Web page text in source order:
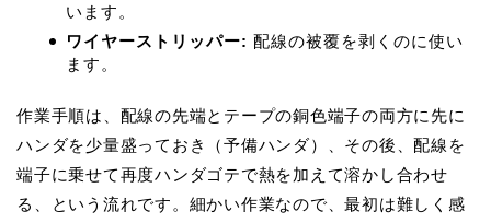
います。
ワイヤーストリッパー: 配線の被覆を剥くのに使い
ます。
作業手順は、配線の先端とテープの銅色端子の両方に先に
ハンダを少量盛っておき（予備ハンダ）、その後、配線を
端子に乗せて再度ハンダゴテで熱を加えて溶かし合わせ
る、という流れです。細かい作業なので、最初は難しく感